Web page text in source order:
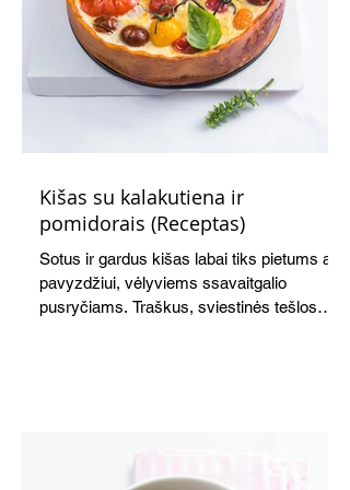
Kišas su kalakutiena ir
pomidorais (Receptas)
Sotus ir gardus kišas labai tiks pietums ar,
pavyzdžiui, vėlyviems ssavaitgalio
pusryčiams. Traškus, sviestinės tešlos
gražiai supjaustyti. Net ir šaltas kišas tiks